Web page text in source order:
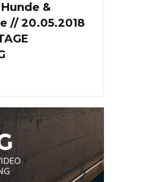
&
// 20.05.2018